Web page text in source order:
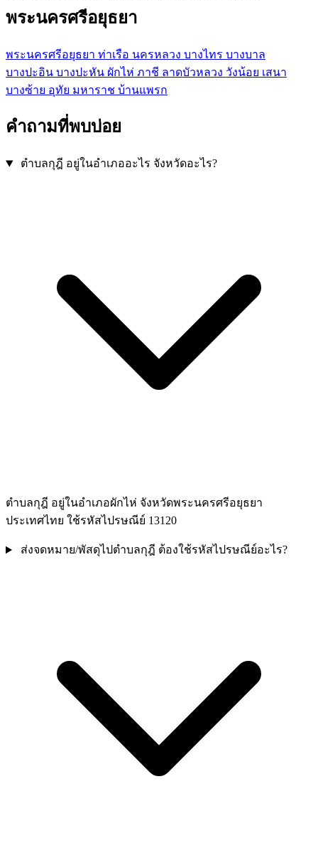
พระนครศรีอยุธยา
พระนครศรีอยุธยา ท่าเรือ นครหลวง บางไทร บางบาล
บางปะอิน บางปะหัน ผักไห่ ภาชี ลาดบัวหลวง วังน้อย เสนา
บางซ้าย อุทัย มหาราช บ้านแพรก
คำถามที่พบบ่อย
ตำบลกุฎี อยู่ในอำเภออะไร จังหวัดอะไร?
ตำบลกุฎี อยู่ในอำเภอผักไห่ จังหวัดพระนครศรีอยุธยา
ประเทศไทย ใช้รหัสไปรษณีย์ 13120
ส่งจดหมาย/พัสดุไปตำบลกุฎี ต้องใช้รหัสไปรษณีย์อะไร?